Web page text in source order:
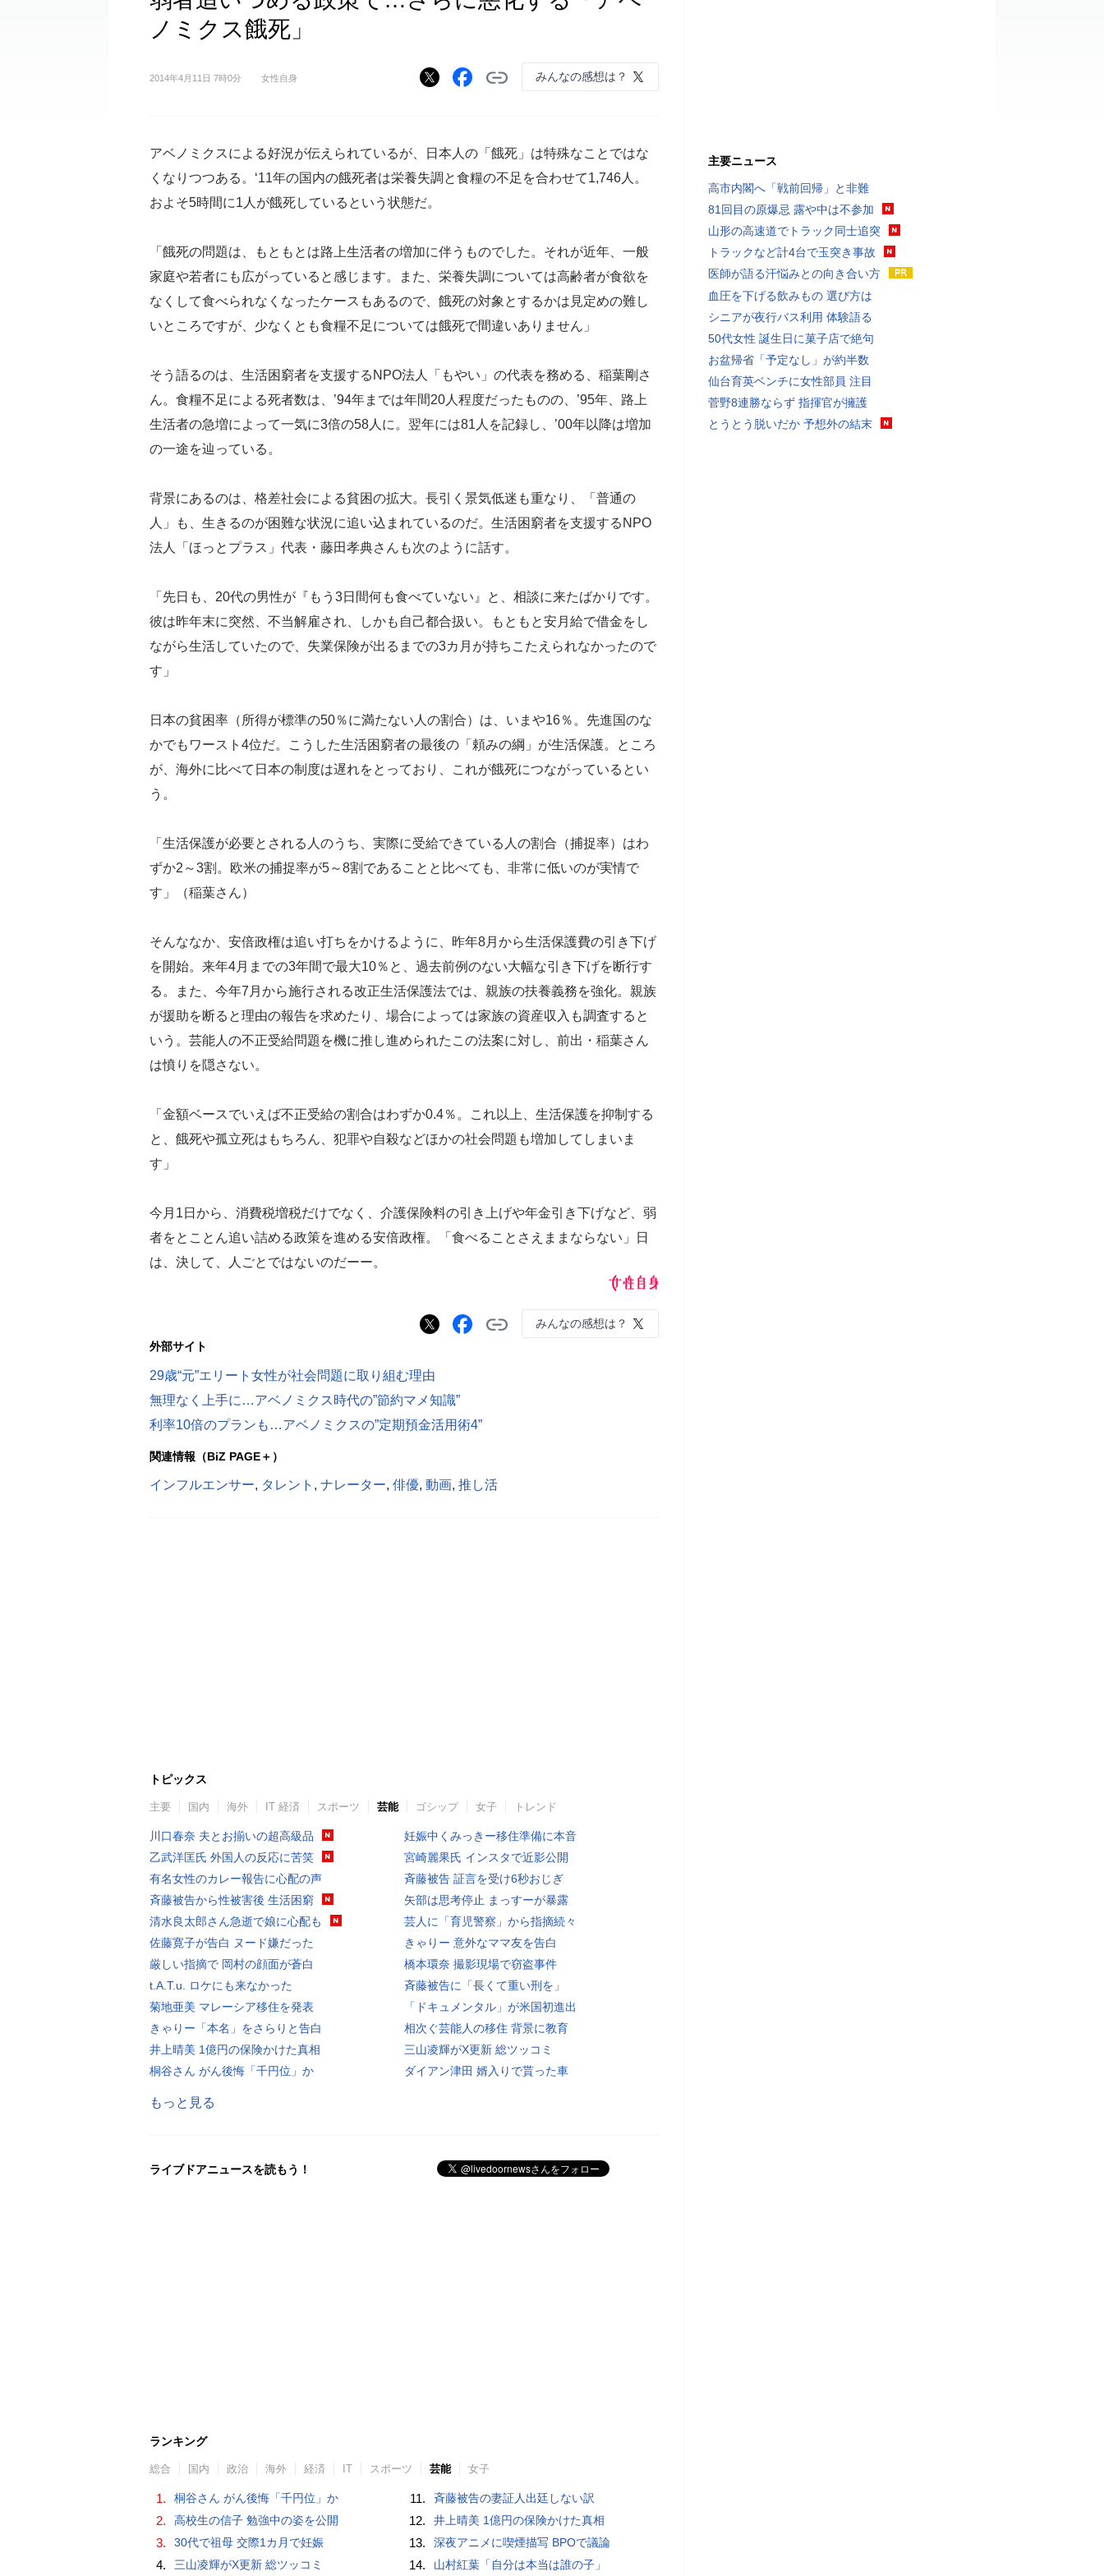
ノミクス餓死」
2014年4月11日 7時0分 女性自身 みんなの感想は？
アベノミクスによる好況が伝えられているが、日本人の「餓死」は特殊なことではな
くなりつつある。‘11年の国内の餓死者は栄養失調と食糧の不足を合わせて1,746人。
およそ5時間に1人が餓死しているという状態だ。
「餓死の問題は、もともとは路上生活者の増加に伴うものでした。それが近年、一般
家庭や若者にも広がっていると感じます。また、栄養失調については高齢者が食欲を
なくして食べられなくなったケースもあるので、餓死の対象とするかは見定めの難し
いところですが、少なくとも食糧不足については餓死で間違いありません」
そう語るのは、生活困窮者を支援するNPO法人「もやい」の代表を務める、稲葉剛さ
ん。食糧不足による死者数は、’94年までは年間20人程度だったものの、’95年、路上
生活者の急増によって一気に3倍の58人に。翌年には81人を記録し、’00年以降は増加
の一途を辿っている。
背景にあるのは、格差社会による貧困の拡大。長引く景気低迷も重なり、「普通の
人」も、生きるのが困難な状況に追い込まれているのだ。生活困窮者を支援するNPO
法人「ほっとプラス」代表・藤田孝典さんも次のように話す。
「先日も、20代の男性が『もう3日間何も食べていない』と、相談に来たばかりです。
彼は昨年末に突然、不当解雇され、しかも自己都合扱い。もともと安月給で借金をし
ながら生活していたので、失業保険が出るまでの3カ月が持ちこたえられなかったので
す」
日本の貧困率（所得が標準の50％に満たない人の割合）は、いまや16％。先進国のな
かでもワースト4位だ。こうした生活困窮者の最後の「頼みの綱」が生活保護。ところ
が、海外に比べて日本の制度は遅れをとっており、これが餓死につながっているとい
う。
「生活保護が必要とされる人のうち、実際に受給できている人の割合（捕捉率）はわ
ずか2～3割。欧米の捕捉率が5～8割であることと比べても、非常に低いのが実情で
す」（稲葉さん）
そんななか、安倍政権は追い打ちをかけるように、昨年8月から生活保護費の引き下げ
を開始。来年4月までの3年間で最大10％と、過去前例のない大幅な引き下げを断行す
る。また、今年7月から施行される改正生活保護法では、親族の扶養義務を強化。親族
が援助を断ると理由の報告を求めたり、場合によっては家族の資産収入も調査すると
いう。芸能人の不正受給問題を機に推し進められたこの法案に対し、前出・稲葉さん
は憤りを隠さない。
「金額ベースでいえば不正受給の割合はわずか0.4％。これ以上、生活保護を抑制する
と、餓死や孤立死はもちろん、犯罪や自殺などほかの社会問題も増加してしまいま
す」
今月1日から、消費税増税だけでなく、介護保険料の引き上げや年金引き下げなど、弱
者をとことん追い詰める政策を進める安倍政権。「食べることさえままならない」日
は、決して、人ごとではないのだーー。
みんなの感想は？
外部サイト
29歳“元”エリート女性が社会問題に取り組む理由
無理なく上手に…アベノミクス時代の”節約マメ知識”
利率10倍のプランも…アベノミクスの”定期預金活用術4”
関連情報（BiZ PAGE＋）
インフルエンサー, タレント , ナレーター, 俳優, 動画, 推し活
トピックス
主要 国内 海外 IT 経済 スポーツ 芸能 ゴシップ 女子 トレンド
川口春奈 夫とお揃いの超高級品
乙武洋匡氏 外国人の反応に苦笑
有名女性のカレー報告に心配の声
斉藤被告から性被害後 生活困窮
清水良太郎さん急逝で娘に心配も
佐藤寛子が告白 ヌード嫌だった
厳しい指摘で 岡村の顔面が蒼白
t.A.T.u. ロケにも来なかった
菊地亜美 マレーシア移住を発表
きゃりー「本名」をさらりと告白
井上晴美 1億円の保険かけた真相
桐谷さん がん後悔「千円位」か
妊娠中くみっきー移住準備に本音
宮崎麗果氏 インスタで近影公開
斉藤被告 証言を受け6秒おじぎ
矢部は思考停止 まっすーが暴露
芸人に「育児警察」から指摘続々
きゃりー 意外なママ友を告白
橋本環奈 撮影現場で窃盗事件
斉藤被告に「長くて重い刑を」
「ドキュメンタル」が米国初進出
相次ぐ芸能人の移住 背景に教育
三山凌輝がX更新 総ツッコミ
ダイアン津田 婿入りで貰った車
もっと見る
ライブドアニュースを読もう！
ランキング
総合 国内 政治 海外 経済 IT スポーツ 芸能 女子
1. 桐谷さん がん後悔「千円位」か
2. 高校生の信子 勉強中の姿を公開
3. 30代で祖母 交際1カ月で妊娠
4. 三山凌輝がX更新 総ツッコミ
11. 斉藤被告の妻証人出廷しない訳
12. 井上晴美 1億円の保険かけた真相
13. 深夜アニメに喫煙描写 BPOで議論
14. 山村紅葉「自分は本当は誰の子」
主要ニュース
高市内閣へ「戦前回帰」と非難
81回目の原爆忌 露や中は不参加
山形の高速道でトラック同士追突
トラックなど計4台で玉突き事故
医師が語る汗悩みとの向き合い方
血圧を下げる飲みもの 選び方は
シニアが夜行バス利用 体験語る
50代女性 誕生日に菓子店で絶句
お盆帰省「予定なし」が約半数
仙台育英ベンチに女性部員 注目
菅野8連勝ならず 指揮官が擁護
とうとう脱いだか 予想外の結末